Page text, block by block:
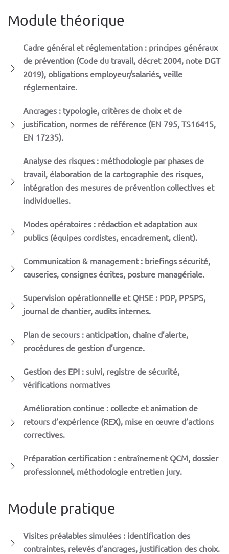
Module théorique
Cadre général et réglementation : principes généraux
de prévention (Code du travail, décret 2004, note DGT
2019), obligations employeur/salariés, veille
réglementaire.
Ancrages : typologie, critères de choix et de
justification, normes de référence (EN 795, TS16415,
EN 17235).
Analyse des risques : méthodologie par phases de
travail, élaboration de la cartographie des risques,
intégration des mesures de prévention collectives et
individuelles.
Modes opératoires : rédaction et adaptation aux
publics (équipes cordistes, encadrement, client).
Communication & management : briefings sécurité,
causeries, consignes écrites, posture managériale.
Supervision opérationnelle et QHSE : PDP, PPSPS,
journal de chantier, audits internes.
Plan de secours : anticipation, chaîne d’alerte,
procédures de gestion d’urgence.
Gestion des EPI : suivi, registre de sécurité,
vérifications normatives
Amélioration continue : collecte et animation de
retours d’expérience (REX), mise en œuvre d’actions
correctives.
Préparation certification : entraînement QCM, dossier
professionnel, méthodologie entretien jury.
Module pratique
Visites préalables simulées : identification des
contraintes, relevés d’ancrages, justification des choix.